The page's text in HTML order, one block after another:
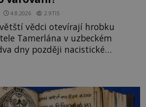
4.8.2026 2.9TIS
vědci otevírají hrobku
Tamerlána v uzbeckém
dny později nacistické
operaci Barbarossa a napadá
dat je natolik zarážející, že se
pravdy, nebo jde jen o fascinující